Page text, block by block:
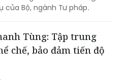
của Bộ, ngành Tư pháp.
Tùng: Tập trung
chế, bảo đảm tiến độ